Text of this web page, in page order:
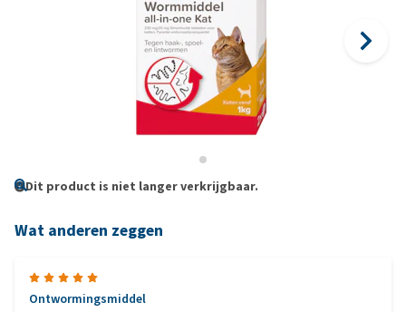
Dit product is niet langer verkrijgbaar.
Wat anderen zeggen
Ontwormingsmiddel